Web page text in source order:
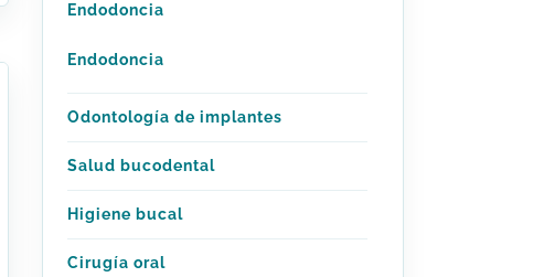
Endodoncia
Endodoncia
Odontología de implantes
Salud bucodental
Higiene bucal
Cirugía oral